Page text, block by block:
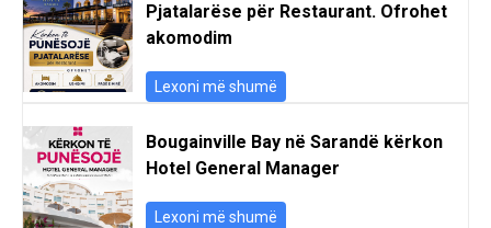
Pjatalarëse për Restaurant. Ofrohet
akomodim
Lexoni më shumë
Bougainville Bay në Sarandë kërkon
Hotel General Manager
Lexoni më shumë